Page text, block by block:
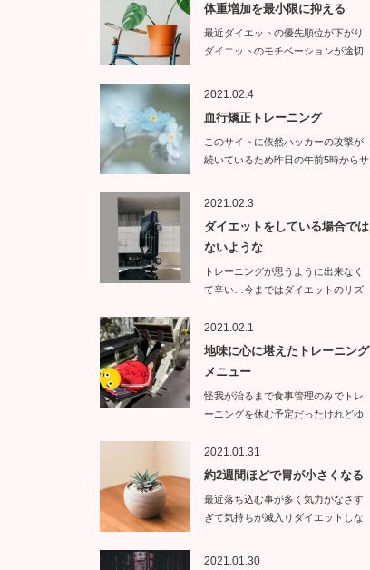
体重増加を最小限に抑える
最近ダイエットの優先順位が下がり
ダイエットのモチベーションが途切
2021.02.4
血行矯正トレーニング
このサイトに依然ハッカーの攻撃が
続いているため昨日の午前5時からサ
2021.02.3
ダイエットをしている場合では
ないような
トレーニングが思うように出来なく
て辛い…今まではダイエットのリズ
2021.02.1
地味に心に堪えたトレーニング
メニュー
怪我が治るまで食事管理のみでトレ
ーニングを休む予定だったけれどゆ
2021.01.31
約2週間ほどで胃が小さくなる
最近落ち込む事が多く気力がなさす
ぎて気持ちが滅入りダイエットしな
2021.01.30